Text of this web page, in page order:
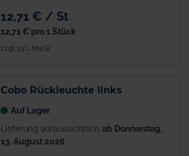
12,71 € / St
12,71 € pro 1 Stück
zzgl. 19% MwSt.
Cobo Rückleuchte links
Auf Lager
Lieferung voraussichtlich ab Donnerstag,
13. August 2026